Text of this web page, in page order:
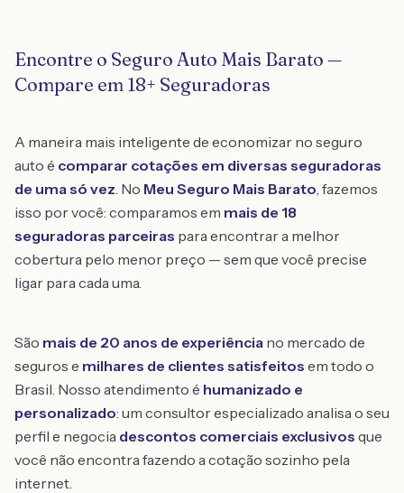
Encontre o Seguro Auto Mais Barato —
Compare em 18+ Seguradoras
A maneira mais inteligente de economizar no seguro
auto é comparar cotações em diversas seguradoras
de uma só vez. No Meu Seguro Mais Barato, fazemos
isso por você: comparamos em mais de 18
seguradoras parceiras para encontrar a melhor
cobertura pelo menor preço — sem que você precise
ligar para cada uma.
São mais de 20 anos de experiência no mercado de
seguros e milhares de clientes satisfeitos em todo o
Brasil. Nosso atendimento é humanizado e
personalizado: um consultor especializado analisa o seu
perfil e negocia descontos comerciais exclusivos que
você não encontra fazendo a cotação sozinho pela
internet.